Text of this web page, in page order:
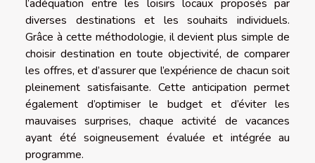
l’adéquation entre les loisirs locaux proposés par
diverses destinations et les souhaits individuels.
Grâce à cette méthodologie, il devient plus simple de
choisir destination en toute objectivité, de comparer
les offres, et d’assurer que l’expérience de chacun soit
pleinement satisfaisante. Cette anticipation permet
également d’optimiser le budget et d’éviter les
mauvaises surprises, chaque activité de vacances
ayant été soigneusement évaluée et intégrée au
programme.